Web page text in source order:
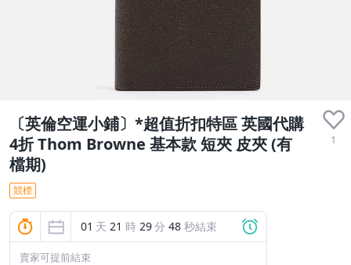
〔英倫空運小鋪〕*超值折扣特區 英國代購
4折 Thom Browne 基本款 短夾 皮夾 (有
檔期)
1
競標
01 天 21 時 29分 48 秒結束
賣家可提前結束